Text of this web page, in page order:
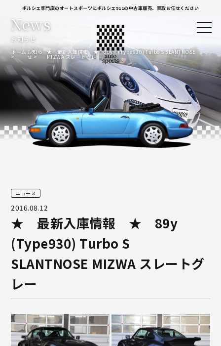
ポルシェ専門店のオートスポーツにポルシェ911の中古車販売、買取お任せください
お知らせ
News
ホームお知ら
せ
★ 最新入庫情報 ★ 89y (Type930) Turbo S SLANTNOSE
MIZWA スレートグレー
ニュース
2016.08.12
★ 最新入庫情報 ★ 89y
(Type930) Turbo S
SLANTNOSE MIZWA スレートグ
レー